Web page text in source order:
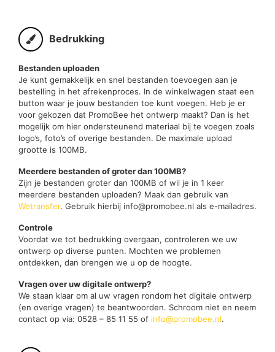
Bedrukking
Bestanden uploaden
Je kunt gemakkelijk en snel bestanden toevoegen aan je
bestelling in het afrekenproces. In de winkelwagen staat een
button waar je jouw bestanden toe kunt voegen. Heb je er
voor gekozen dat PromoBee het ontwerp maakt? Dan is het
mogelijk om hier ondersteunend materiaal bij te voegen zoals
logo’s, foto’s of overige bestanden. De maximale upload
grootte is 100MB.
Meerdere bestanden of groter dan 100MB?
Zijn je bestanden groter dan 100MB of wil je in 1 keer
meerdere bestanden uploaden? Maak dan gebruik van
Wetransfer. Gebruik hierbij info@promobee.nl als e-mailadres.
Controle
Voordat we tot bedrukking overgaan, controleren we uw
ontwerp op diverse punten. Mochten we problemen
ontdekken, dan brengen we u op de hoogte.
Vragen over uw digitale ontwerp?
We staan klaar om al uw vragen rondom het digitale ontwerp
(en overige vragen) te beantwoorden. Schroom niet en neem
contact op via: 0528 – 85 11 55 of info@promobee.nl.